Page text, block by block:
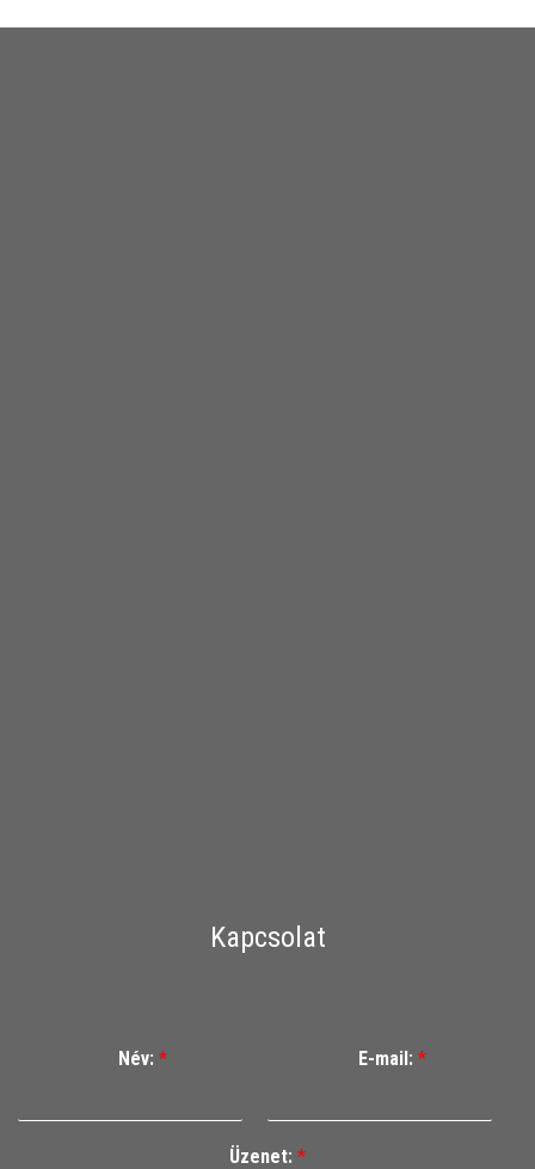
Kapcsolat
Név: * E-mail: *
Üzenet: *